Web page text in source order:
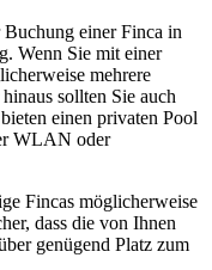
einer Finca in
Wenn Sie mit einer
mehrere
sollten Sie auch
einen privaten Pool
WLAN oder
Fincas möglicherweise
dass die von Ihnen
genügend Platz zum